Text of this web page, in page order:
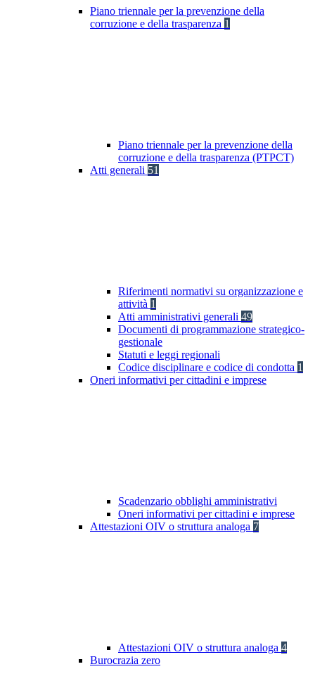
Piano triennale per la prevenzione della
corruzione e della trasparenza 1
Piano triennale per la prevenzione della
corruzione e della trasparenza (PTPCT)
Atti generali 51
Riferimenti normativi su organizzazione e
attività 1
Atti amministrativi generali 49
Documenti di programmazione strategico-
gestionale
Statuti e leggi regionali
Codice disciplinare e codice di condotta 1
Oneri informativi per cittadini e imprese
Scadenzario obblighi amministrativi
Oneri informativi per cittadini e imprese
Attestazioni OIV o struttura analoga 7
Attestazioni OIV o struttura analoga 4
Burocrazia zero